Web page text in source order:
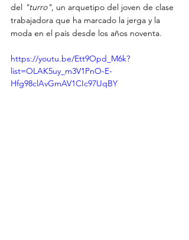
del "turro", un arquetipo del joven de clase
trabajadora que ha marcado la jerga y la
moda en el país desde los años noventa.
https://youtu.be/Ett9Opd_M6k?
list=OLAK5uy_m3V1PnO-E-
Hfg98clAvGmAV1CIc97UqBY